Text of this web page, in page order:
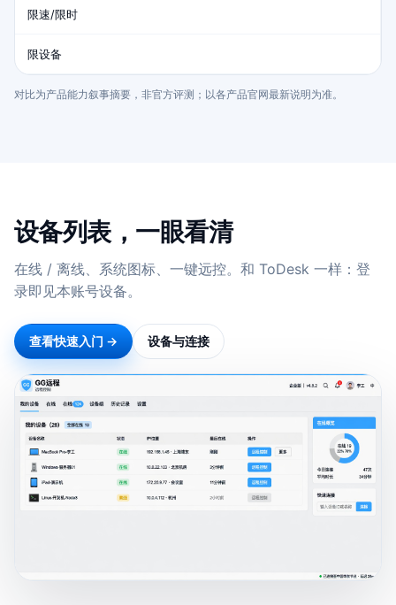
限速/限时
限设备
对比为产品能力叙事摘要，非官方评测；以各产品官网最新说明为准。
设备列表，一眼看清
在线 / 离线、系统图标、一键远控。和 ToDesk 一样：登
录即见本账号设备。
查看快速入门 → 设备与连接